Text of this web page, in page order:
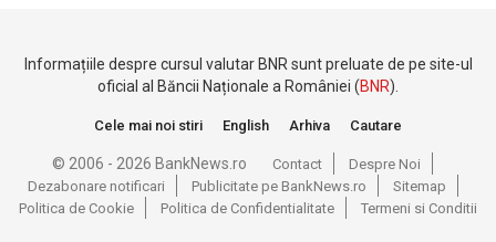
Informațiile despre cursul valutar BNR sunt preluate de pe site-ul
oficial al Băncii Naționale a României (BNR).
Cele mai noi stiri English Arhiva Cautare
© 2006 - 2026 BankNews.ro Contact
Despre Noi
Dezabonare notificari
Publicitate pe BankNews.ro
Sitemap
Politica de Cookie
Politica de Confidentialitate Termeni si Conditii